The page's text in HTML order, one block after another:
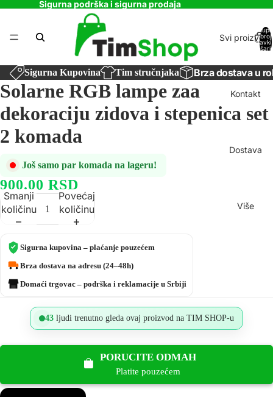
Sigurna podrška i sigurna prodaja
Svi proizvodi
Kontakt
Dostava
Više
broj
stavki
Sigurna Kupovina Tim stručnjaka Brza dostava u
Solarne RGB lampe zaa
dekoraciju zidova i stepenica set
2 komada
Još samo par komada na lageru!
900.00 RSD
Smanji
količinu
Povećaj
količinu
Sigurna kupovina – plaćanje pouzećem
Brza dostava na adresu (24–48h)
Domaći trgovac – podrška i reklamacije u Srbiji
43 ljudi trenutno gleda ovaj proizvod na TIM SHOP-u
PORUCITE ODMAH
Platite pouzećem